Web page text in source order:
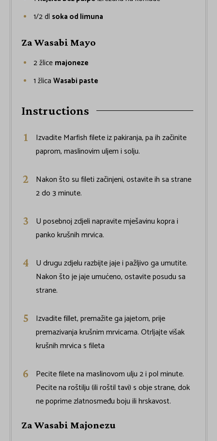
1/2dl soka od limuna
Za Wasabi Mayo
2žlice majoneze
1 žlica Wasabi paste
Instructions
Izvadite Marfish filete iz pakiranja, pa ih začinite
paprom, maslinovim uljem i solju.
Nakon što su fileti začinjeni, ostavite ih sa strane
2 do 3 minute.
U posebnoj zdjeli napravite mješavinu kopra i
panko krušnih mrvica.
U drugu zdjelu razbijte jaje i pažljivo ga umutite.
Nakon što je jaje umućeno, ostavite posudu sa
strane.
Izvadite fillet, premažite ga jajetom, prije
premazivanja krušnim mrvicama. Otrljajte višak
krušnih mrvica s fileta
Pecite filete na maslinovom ulju 2 i pol minute.
Pecite na roštilju (ili roštil tavi) s obje strane, dok
ne poprime zlatnosmeđu boju ili hrskavost.
Za Wasabi Majonezu